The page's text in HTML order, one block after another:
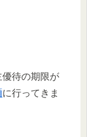
優待の期限が
に行ってきま